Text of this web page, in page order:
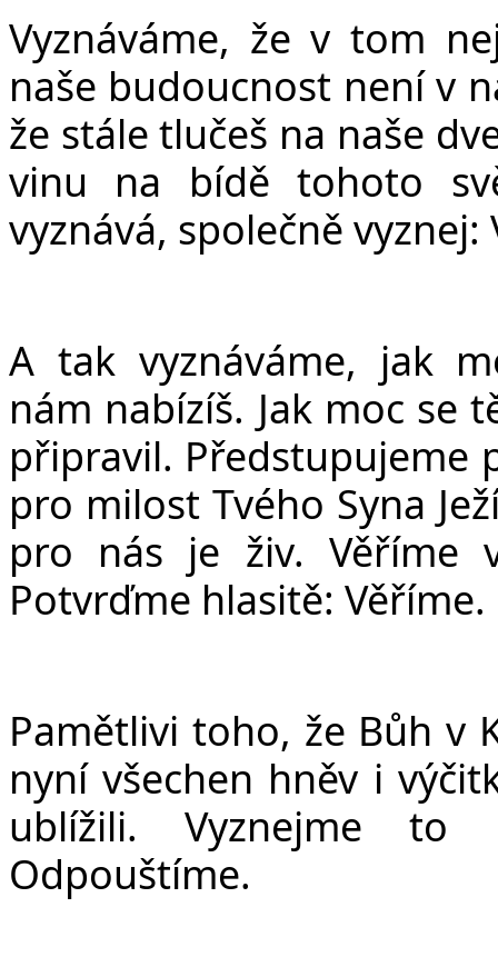
Vyznáváme, že v tom
naše budoucnost není v
že stále tlučeš na naše
vinu na bídě tohoto
vyznává, společně vyznej:
A tak vyznáváme, jak
nám nabízíš. Jak moc se
připravil. Předstupujeme
pro milost Tvého Syna
pro nás je živ. Věříme
Potvrďme hlasitě: Věříme.
Pamětlivi toho, že Bůh v
nyní všechen hněv i
ublížili. Vyznejme to
Odpouštíme.